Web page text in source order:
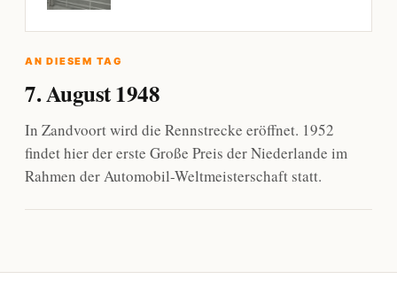
AN DIESEM TAG
7. August 1948
In Zandvoort wird die Rennstrecke eröffnet. 1952
findet hier der erste Große Preis der Niederlande im
Rahmen der Automobil-Weltmeisterschaft statt.